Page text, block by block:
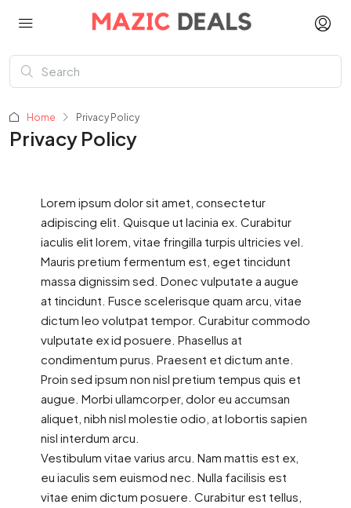
Home Privacy Policy
Privacy Policy
Lorem ipsum dolor sit amet, consectetur
adipiscing elit. Quisque ut lacinia ex. Curabitur
iaculis elit lorem, vitae fringilla turpis ultricies vel.
Mauris pretium fermentum est, eget tincidunt
massa dignissim sed. Donec vulputate a augue
at tincidunt. Fusce scelerisque quam arcu, vitae
dictum leo volutpat tempor. Curabitur commodo
vulputate ex id posuere. Phasellus at
condimentum purus. Praesent et dictum ante.
Proin sed ipsum non nisl pretium tempus quis et
augue. Morbi ullamcorper, dolor eu accumsan
aliquet, nibh nisl molestie odio, at lobortis sapien
nisl interdum arcu.
Vestibulum vitae varius arcu. Nam mattis est ex,
eu iaculis sem euismod nec. Nulla facilisis est
vitae enim dictum posuere. Curabitur est tellus,